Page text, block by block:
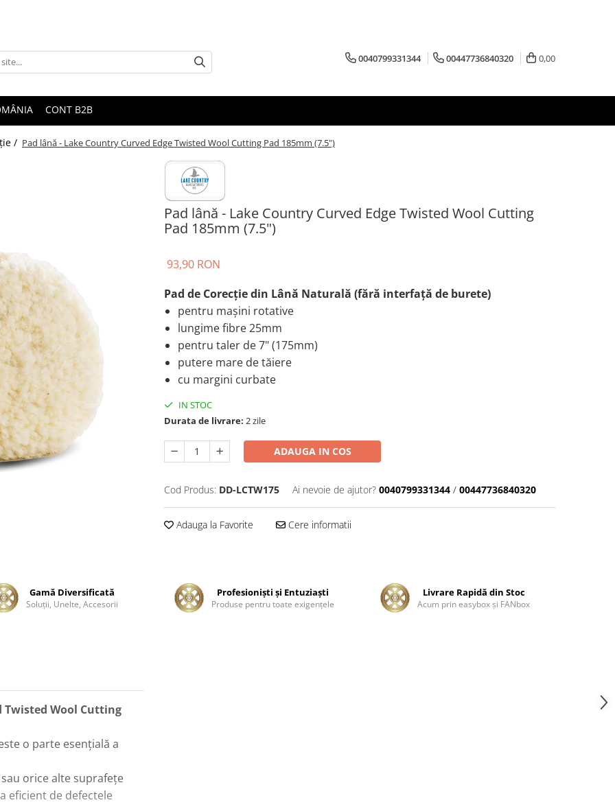
0040799331344 00447736840320 0,00
CONT B2B
/ Pad lână - Lake Country Curved Edge Twisted Wool Cutting Pad 185mm (7.5")
Pad lână - Lake Country Curved Edge Twisted Wool Cutting
Pad 185mm (7.5")
93,90 RON
Pad de Corecţie din Lână Naturală (fără interfaţă de burete)
pentru maşini rotative
lungime fibre 25mm
pentru taler de 7" (175mm)
putere mare de tăiere
cu margini curbate
IN STOC
Durata de livrare: 2 zile
ADAUGA IN COS
Cod Produs: DD-LCTW175 Ai nevoie de ajutor? 0040799331344 / 00447736840320
Adauga la Favorite Cere informatii
Gamă Diversificată
Soluţii, Unelte, Accesorii
Profesionişti şi Entuziaşti
Produse pentru toate exigenţele
Livrare Rapidă din Stoc
Acum prin easybox şi FANbox
Twisted Wool Cutting
o parte esențială a
orice alte suprafețe
eficient de defectele